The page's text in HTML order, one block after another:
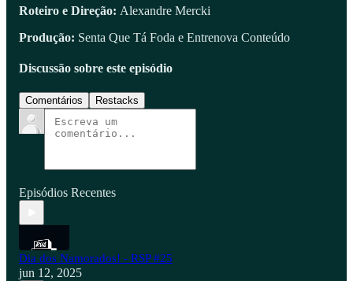
Roteiro e Direção: Alexandre Mercki
Produção: Senta Que Tá Foda e Entrenova Conteúdo
Discussão sobre este episódio
Comentários Restacks
Episódios Recentes
Dia dos Namorados! - RSP #25
jun 12, 2025